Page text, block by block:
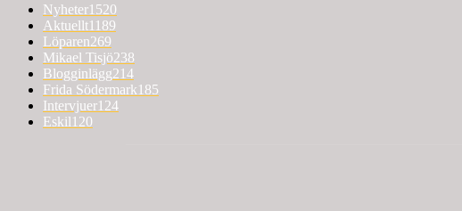
Nyheter1520
Aktuellt1189
Löparen269
Mikael Tisjö238
Blogginlägg214
Frida Södermark185
Intervjuer124
Eskil120